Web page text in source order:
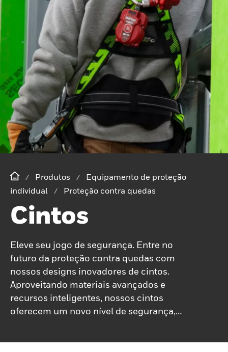
Produtos
Equipamento de proteção
individual
Proteção contra quedas
Cintos
Eleve seu jogo de segurança. Entre no
futuro da proteção contra quedas com
nossos designs inovadores de cintos.
Aproveitando materiais avançados e
recursos inteligentes, nossos cintos
oferecem um novo nível de segurança,